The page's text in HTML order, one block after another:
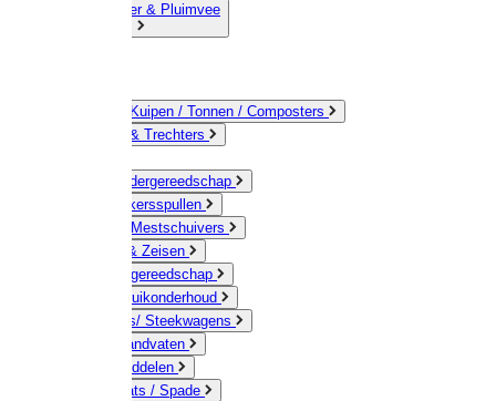
12) Kleindier & Pluimvee
Emmers / Kuipen / Tonnen / Composters
Jerrycans & Trechters
Hand-/ Kindergereedschap
Stratenmakersspullen
Sneeuw- / Mestschuivers
Baggeren & Zeisen
Elektrisch gereedschap
Boom / Struikonderhoud
Kruiwagens/ Steekwagens
Stelen / Handvaten
Tuinhulpmiddelen
Schop / Bats / Spade